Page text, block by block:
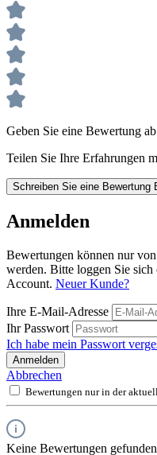
Geben Sie eine Bewertung
Teilen Sie Ihre Erfahrungen
Schreiben Sie eine Bewertung
Anmelden
Bewertungen können nur
werden. Bitte loggen Sie sich
Account. Neuer Kunde?
Ihre E-Mail-Adresse
Ihr Passwort
Ich habe mein Passwort
Anmelden
Abbrechen
Bewertungen nur in der
Keine Bewertungen